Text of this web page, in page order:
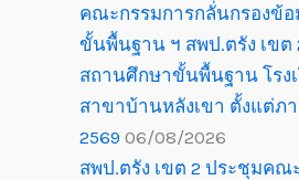
คณะกรรมการกลั่นกรองข้
ขั้นพื้นฐาน ฯ สพป.ตรัง เขต
สถานศึกษาขั้นพื้นฐาน โรง
สาขาบ้านหลังเขา ตั้งแต่ภ
2569 06/08/2026
สพป.ตรัง เขต 2 ประชุมคณ